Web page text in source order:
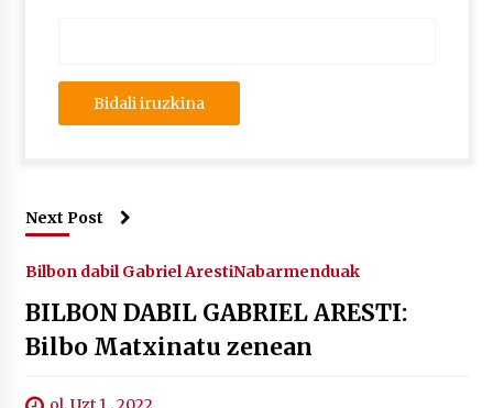
Next Post
Bilbon dabil Gabriel ArestiNabarmenduak
BILBON DABIL GABRIEL ARESTI:
Bilbo Matxinatu zenean